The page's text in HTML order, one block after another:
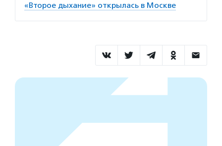
«Второе дыхание» открылась в Москве